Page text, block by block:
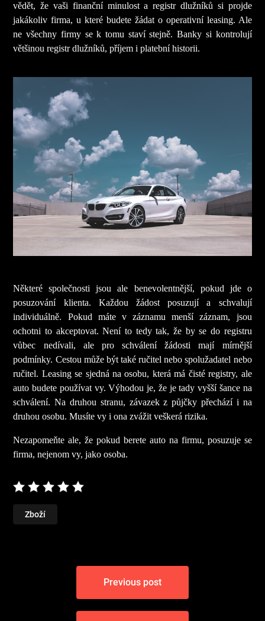
vědět, že vaši finanční minulost a registr dlužníků si projde
jakákoliv firma, u které budete žádat o operativní leasing. Ale
ne všechny firmy se k tomu staví stejně. Banky si kontrolují
většinou registr dlužníků, příjem i platební historii.
Některé společnosti jsou ale benevolentnější, pokud jde o
posuzování klienta. Každou žádost posuzují a schvalují
individuálně. Pokud máte v záznamu menší záznam, jsou
ochotni to akceptovat. Není to tedy tak, že by se do registru
vůbec nedívali, ale pro schválení žádosti mají mírnější
podmínky. Cestou může být také ručitel nebo spolužadatel nebo
ručitel. Leasing se sjedná na osobu, která má čisté registry, ale
auto budete používat vy. Výhodou je, že je tady vyšší šance na
schválení. Na druhou stranu, závazek z půjčky přechází i na
druhou osobu. Musíte vy i ona zvážit veškerá rizika.
Nezapomeňte ale, že pokud berete auto na firmu, posuzuje se
firma, nejenom vy, jako osoba.
Zboží
Navigace
příspěvek
Previous post